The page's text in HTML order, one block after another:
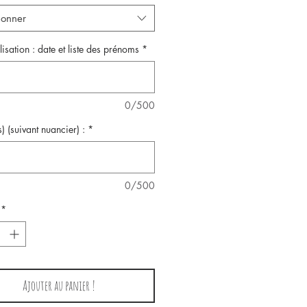
: date et liste des prénoms *
0/500
(suivant nuancier) : *
0/500
*
Ajouter au panier !